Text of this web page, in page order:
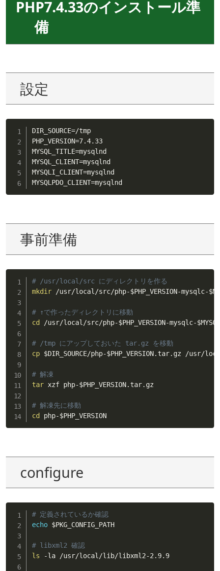
PHP7.4.33のインストール準
備
設定
DIR_SOURCE=/tmp
PHP_VERSION=7.4.33
MYSQL_TITLE=mysqlnd
MYSQL_CLIENT=mysqlnd
MYSQLI_CLIENT=mysqlnd
MYSQLPDO_CLIENT=mysqlnd
事前準備
# /usr/local/src にディレクトリを作る
mkdir /usr/local/src/php-$PHP_VERSION-mysqlc-
# ↑で作ったディレクトリに移動
cd
/usr/local/src/php-$PHP_VERSION-mysqlc-
# /tmp にアップしておいた tar.gz を移動
cp $DIR_SOURCE/php-$PHP_VERSION.tar.gz /usr/
# 解凍
tar xzf php-$PHP_VERSION.tar.gz
# 解凍先に移動
cd
php-$PHP_VERSION
configure
# 定義されているか確認
echo $PKG_CONFIG_PATH
# libxml2 確認
ls -la /usr/local/lib/libxml2-2.9.9